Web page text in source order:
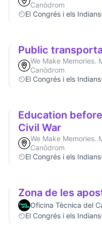
Canòdrom
El Congrés i els Indians
Public
We Make Memories.
Canòdrom
El Congrés i els Indians
Education
Civil War
We Make Memories.
Canòdrom
El Congrés i els Indians
Zona de les
Oficina Tècnica del
El Congrés i els Indians